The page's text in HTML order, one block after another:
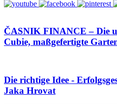
ČASNIK FINANCE – Die
Cubie, maßgefertigte
Die richtige Idee -
Jaka Hrovat